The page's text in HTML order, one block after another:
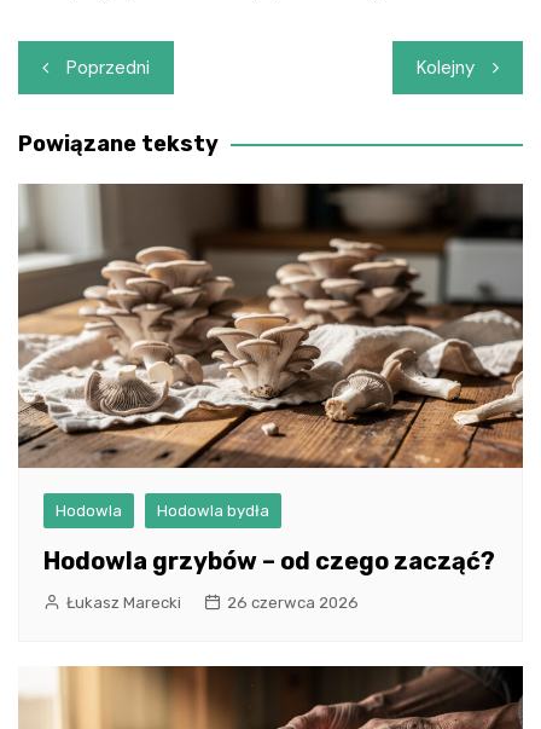
Nawigacja
wpisu
Poprzedni Kolejny
Powiązane teksty
Hodowla Hodowla bydła
Hodowla grzybów – od czego zacząć?
Łukasz Marecki 26 czerwca 2026